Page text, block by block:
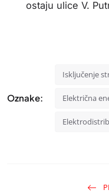
ostaju ulice V.
Oznake:
Isključenje
Električna